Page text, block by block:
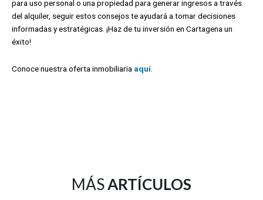
para uso personal o una propiedad para generar ingresos a través
del alquiler, seguir estos consejos te ayudará a tomar decisiones
informadas y estratégicas. ¡Haz de tu inversión en Cartagena un
éxito!
Conoce nuestra oferta inmobiliaria aquí.
MÁSARTÍCULOS